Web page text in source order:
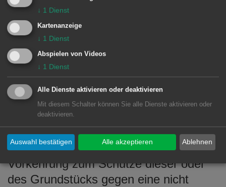
§ 5 Instandhaltung der Unterkünfte
(1) Der Benutzer verpflichtet sich, für
eine ordnungsgemäße Reinigung,
ausreichende Lüftung und Heizung der
überlassenen Unterkünfte zu sorgen.
(2) Zeigt sich ein wesentlicher
Mangel der Unterkunft oder wird eine
Vorkehrung zum Schutze dieser oder
des Grundstücks gegen eine nicht
↓ 1 Dienst
Kartenanzeige
↓ 1 Dienst
Abspielen von Videos
↓ 1 Dienst
Alle Dienste aktivieren oder deaktivieren
Mit diesem Schalter können Sie alle Dienste aktivieren oder
deaktivieren.
Ablehnen
Auswahl bestätigen Alle akzeptieren